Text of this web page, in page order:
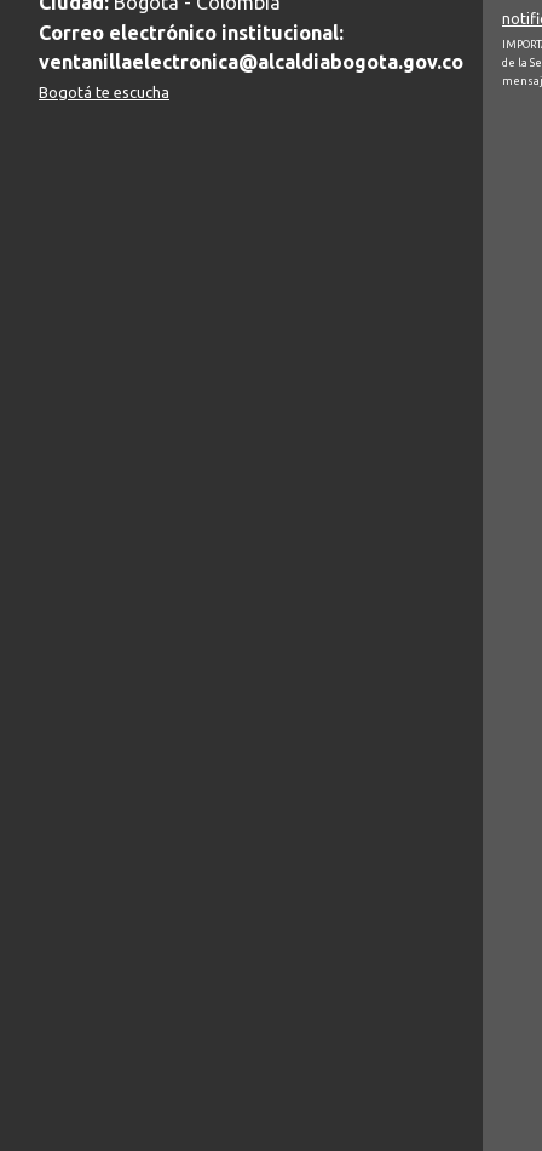
Correo electrónico institucional:
ventanillaelectronica@alcaldiabogota.gov.co
Bogotá te escucha
de la